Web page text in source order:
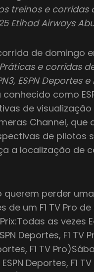
treinos e corridas
Etihad Airways
de domingo
Práticas e corridas
ESPN Deportes e
como
de
Channel,
de pilotos
a localização de
querem perder
um F1 TV Pro
as vezes
Deportes, F1
F1 TV
Deportes, F1